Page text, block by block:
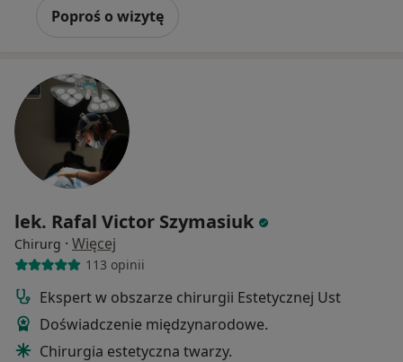
Poproś o wizytę
lek. Rafal Victor Szymasiuk
Chirurg · Więcej
113 opinii
Ekspert w obszarze chirurgii Estetycznej Ust
Doświadczenie międzynarodowe.
Chirurgia estetyczna twarzy.